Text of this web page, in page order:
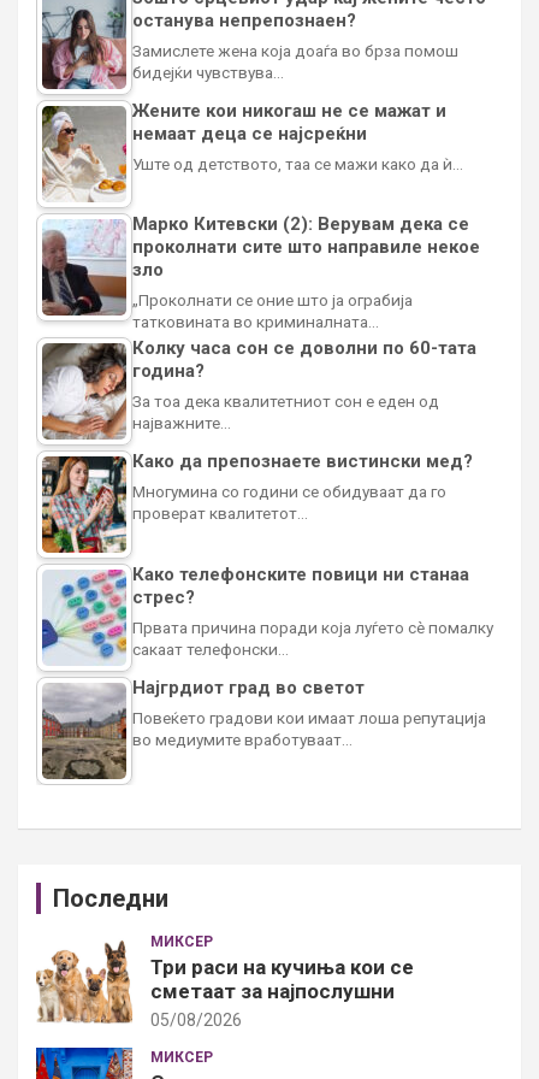
останува непрепознаен?
Замислете жена која доаѓа во брза помош
бидејќи чувствува…
Жените кои никогаш не се мажат и
немаат деца се најсреќни
Уште од детството, таа се мажи како да ѝ…
Марко Китевски (2): Верувам дека се
проколнати сите што направиле некое
зло
„Проколнати се оние што ја ограбија
татковината во криминалната…
Колку часа сон се доволни по 60-тата
година?
За тоа дека квалитетниот сон е еден од
најважните…
Како да препознаете вистински мед?
Многумина со години се обидуваат да го
проверат квалитетот…
Како телефонските повици ни станаа
стрес?
Првата причина поради која луѓето сè помалку
сакаат телефонски…
Најгрдиот град во светот
Повеќето градови кои имаат лоша репутација
во медиумите вработуваат…
Последни
МИКСЕР
Три раси на кучиња кои се
сметаат за најпослушни
05/08/2026
МИКСЕР